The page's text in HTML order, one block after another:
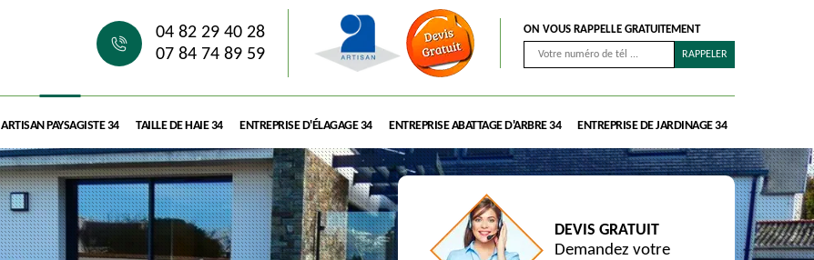
04 82 29 40 28
07 84 74 89 59
ON VOUS RAPPELLE GRATUITEMENT
ARTISAN PAYSAGISTE 34 TAILLE DE HAIE 34 ENTREPRISE D'ÉLAGAGE 34 ENTREPRISE ABATTAGE D'ARBRE 34 ENTREPRISE DE JARDINAGE 34
DEVIS GRATUIT
Demandez votre